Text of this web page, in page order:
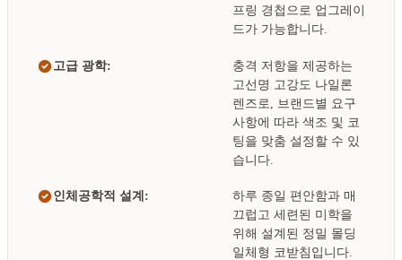
프링 경첩으로 업그레이
드가 가능합니다.
고급 광학:
충격 저항을 제공하는
고선명 고강도 나일론
렌즈로, 브랜드별 요구
사항에 따라 색조 및 코
팅을 맞춤 설정할 수 있
습니다.
인체공학적 설계:
하루 종일 편안함과 매
끄럽고 세련된 미학을
위해 설계된 정밀 몰딩
일체형 코받침입니다.